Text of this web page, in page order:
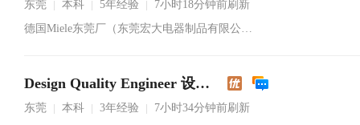
东莞 本科 5年经验
7小时18分钟前刷新
德国Miele东莞厂（东莞宏大电器制品有限公司）
Design Quality Engineer 设计品质工程师
东莞 本科 3年经验
7小时34分钟前刷新